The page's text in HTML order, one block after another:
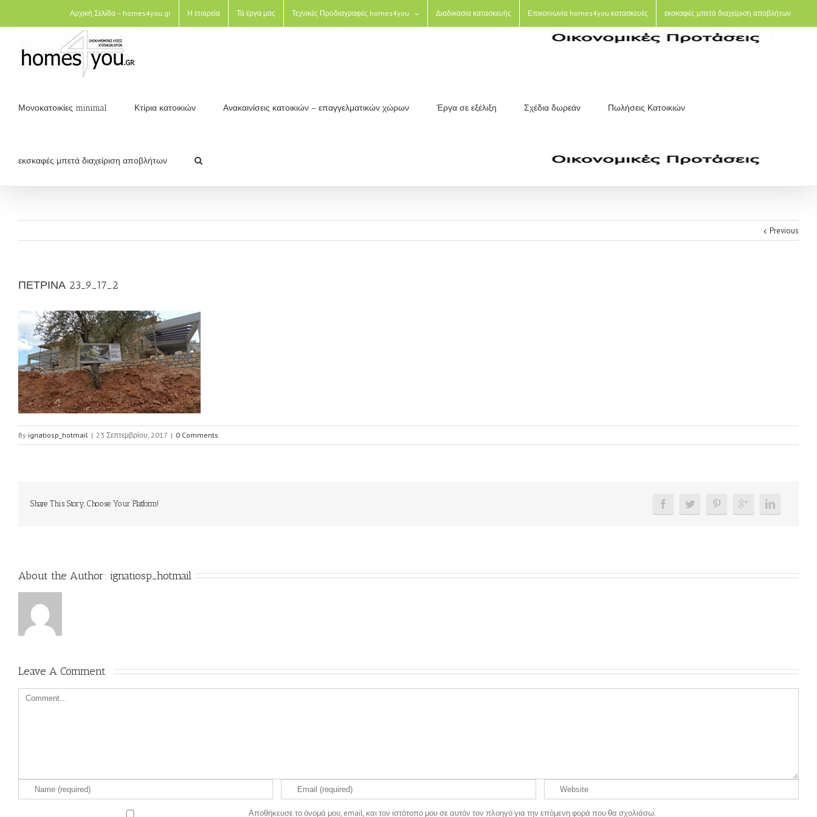
Αρχική Σελίδα – homes4you.gr Η εταιρεία Τά έργα μας Τεχνικές Προδιαγραφές homes4you Διαδικασία κατασκευής Επικοινωνία homes4you κατασκευές εκσκαφές μπετά διαχείριση αποβλήτων
Μονοκατοικίες minimal Κτίρια κατοικιών Ανακαινίσεις κατοικιών – επαγγελματικών χώρων Έργα σε εξέλιξη Σχέδια δωρεάν Πωλήσεις Κατοικιών
εκσκαφές μπετά διαχείριση αποβλήτων
Previous
ΠΕΤΡΙΝΑ 23_9_17_2
By ignatiosp_hotmail | 23 Σεπτεμβρίου, 2017 | 0 Comments
Share This Story, Choose Your Platform!
About the Author: ignatiosp_hotmail
Leave A Comment
Αποθήκευσε το όνομά μου, email, και τον ιστότοπο μου σε αυτόν τον πλοηγό για την επόμενη φορά που θα σχολιάσω.